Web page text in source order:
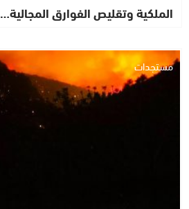
الملكية وتقليص الفوارق المجالية…
مستجدات